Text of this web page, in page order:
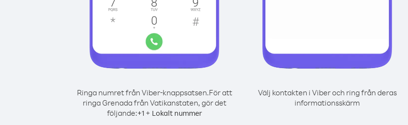
Ringa numret från Viber-knappsatsen.För att
ringa Grenada från Vatikanstaten, gör det
följande:+1+ Lokalt nummer
Välj kontakten i Viber och ring från deras
informationsskärm